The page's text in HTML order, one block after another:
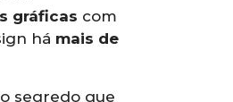
gráficas com
há mais de
segredo que